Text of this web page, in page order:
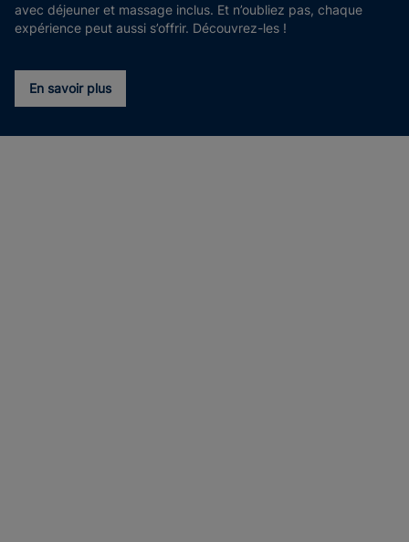
avec déjeuner et massage inclus. Et n’oubliez pas, chaque
expérience peut aussi s’offrir. Découvrez-les !
En savoir plus